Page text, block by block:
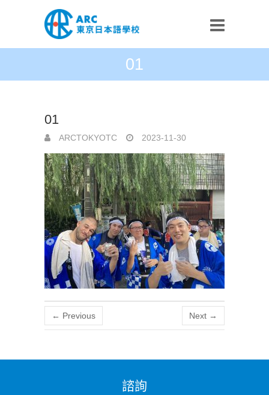
01
01
ARCTOKYOTC 2023-11-30
← Previous Next →
諮詢